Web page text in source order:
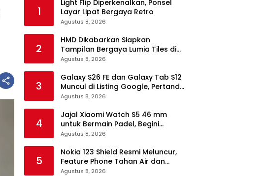
1
Light Flip Diperkenalkan, Ponsel
Layar Lipat Bergaya Retro
Agustus 8, 2026
2
HMD Dikabarkan Siapkan
Tampilan Bergaya Lumia Tiles di
Ponsel Android
Agustus 8, 2026
3
Galaxy S26 FE dan Galaxy Tab S12
Muncul di Listing Google, Pertanda
Segera Rilis?
Agustus 8, 2026
4
Jajal Xiaomi Watch S5 46 mm
untuk Bermain Padel, Begini
Kemampuannya
Agustus 8, 2026
5
Nokia 123 Shield Resmi Meluncur,
Feature Phone Tahan Air dan
Debu
Agustus 8, 2026